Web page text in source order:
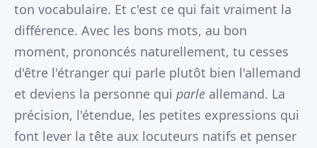
ton vocabulaire. Et c'est ce qui fait vraiment la
différence. Avec les bons mots, au bon
moment, prononcés naturellement, tu cesses
d'être l'étranger qui parle plutôt bien l'allemand
et deviens la personne qui parle allemand. La
précision, l'étendue, les petites expressions qui
font lever la tête aux locuteurs natifs et penser